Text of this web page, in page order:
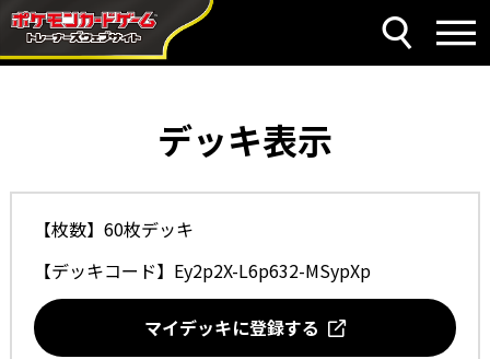
デッキ表示
【枚数】60枚デッキ
【デッキコード】 Ey2p2X-L6p632-MSypXp
マイデッキに登録する